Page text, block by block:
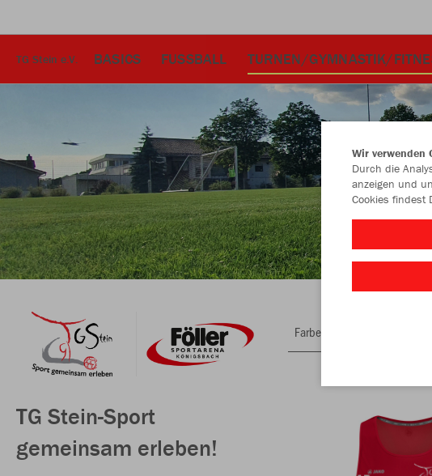
TG Stein e.V. BASICS FUSSBALL TURNEN/GYMNASTIK/
TG Stein-Sport
gemeinsam erleben!
Farbe
Wir verwenden
Durch die
anzeigen und
Cookies findest